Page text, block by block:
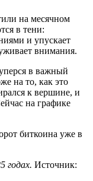
на месячном
в тени:
и упускает
внимания.
в важный
на то, как это
к вершине, и
на графике
годах. Источник: